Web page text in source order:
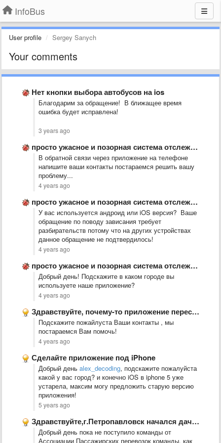
InfoBus
User profile Sergey Sanych
Your comments
Нет кнопки выбора автобусов на ios
Благодарим за обращение! В ближащее время
ошибка будет исправлена!
3 years ago
просто ужасное и позорная система отслеживания ГПС. а автобусы ездят …
В обратной связи через приложение на телефоне
напишите ваши контакты постараемся решить вашу
проблему...
4 years ago
просто ужасное и позорная система отслеживания ГПС. а автобусы ездят …
У вас используется андроид или iOS версия? Ваше
обращение по поводу зависания требует
разбирательств потому что на других устройствах
данное обращение не подтвердилось!
4 years ago
просто ужасное и позорная система отслеживания ГПС. а автобусы ездят …
Добрый день! Подскажите в каком городе вы
используете наше приложение?
4 years ago
Здравствуйте, почему-то приложение перестало работать на айфоне, уже переустанавливала несколько …
Подскажите пожайлуста Ваши контакты , мы
постараемся Вам помочь!
4 years ago
Сделайте приложение под iPhone
Добрый день alex_decoding, подскажите пожалуйста
какой у вас город? и конечно iOS в iphone 5 уже
устарела, максим могу предложить старую версию
приложения!
5 years ago
Здравствуйте,г.Петропавловск начался дачный сезон пожалуйста добавьте дачные автобусы в приложение
Добрый день пока не поступило команды от
Ассоциации Пассажирских перевозок команды, как